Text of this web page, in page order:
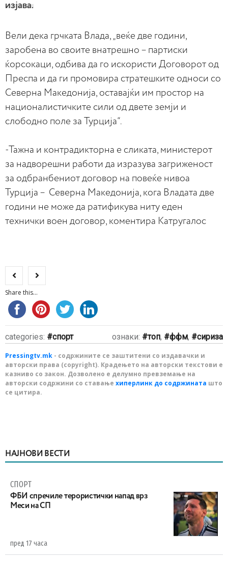
изјава.
Вели дека грчката Влада, „веќе две години,
заробена во своите внатрешно – партиски
ќорсокаци, одбива да го искористи Договорот од
Преспа и да ги промовира стратешките односи со
Северна Македонија, оставајќи им простор на
националистичките сили од двете земји и
слободно поле за Турција“.
-Тажна и контрадикторна е сликата, министерот
за надворешни работи да изразува загриженост
за одбранбениот договор на повеќе нивоа
Турција – Северна Македонија, кога Владата две
години не може да ратификува ниту еден
технички воен договор, коментира Катругалос
Share this...
categories: спорт ознаки: топ, ффм, сириза
Pressingtv.mk - содржините се заштитени со издавачки и
авторски права (copyright). Крадењето на авторски текстови е
казниво со закон. Дозволено е делумно превземање на
авторски содржини со ставање хиперлинк до содржината што
се цитира.
НАЈНОВИ ВЕСТИ
СПОРТ
ФБИ спречиле терористички напад врз
Меси на СП
пред 17 часа